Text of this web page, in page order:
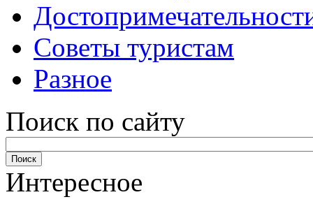
Советы туристам
Разное
Поиск по сайту
Интересное